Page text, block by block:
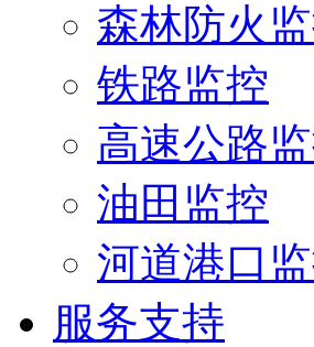
森林防火
铁路监控
高速公路
油田监控
河道港口
服务支持